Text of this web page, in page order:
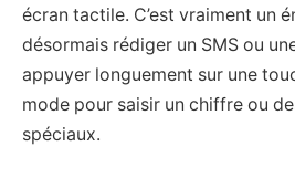
écran tactile. C’est vraiment un
désormais rédiger un SMS ou
appuyer longuement sur une
mode pour saisir un chiffre ou
spéciaux.